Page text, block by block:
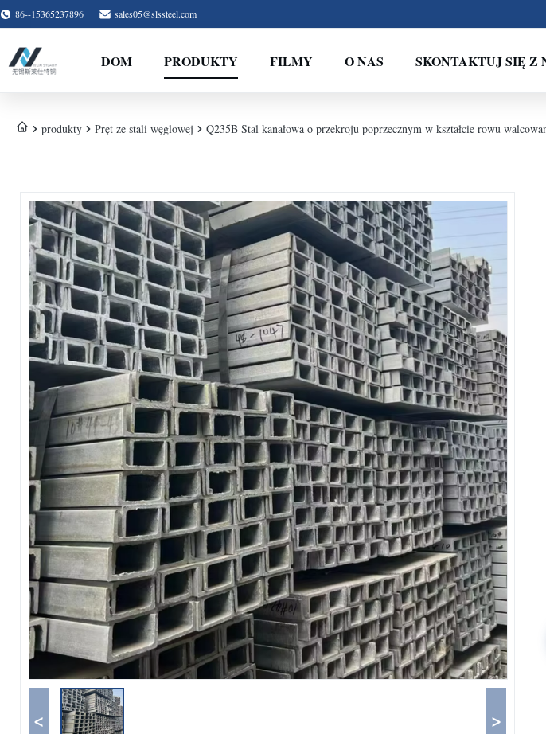
86--15365237896 sales05@slssteel.com
DOM PRODUKTY FILMY O NAS SKONTAKTUJ SIĘ Z
produkty Pręt ze stali węglowej Q235B Stal kanałowa o przekroju poprzecznym w kształcie rowu
< >